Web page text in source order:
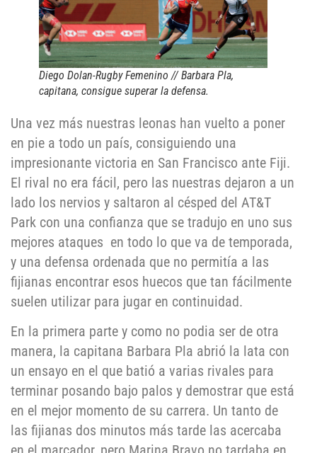
Diego Dolan-Rugby Femenino // Barbara Pla,
capitana, consigue superar la defensa.
Una vez más nuestras leonas han vuelto a poner
en pie a todo un país, consiguiendo una
impresionante victoria en San Francisco ante Fiji.
El rival no era fácil, pero las nuestras dejaron a un
lado los nervios y saltaron al césped del AT&T
Park con una confianza que se tradujo en uno sus
mejores ataques en todo lo que va de temporada,
y una defensa ordenada que no permitía a las
fijianas encontrar esos huecos que tan fácilmente
suelen utilizar para jugar en continuidad.
En la primera parte y como no podia ser de otra
manera, la capitana Barbara Pla abrió la lata con
un ensayo en el que batió a varias rivales para
terminar posando bajo palos y demostrar que está
en el mejor momento de su carrera. Un tanto de
las fijianas dos minutos más tarde las acercaba